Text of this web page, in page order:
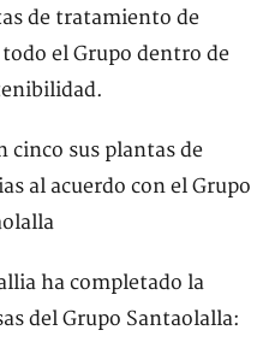
de tratamiento de
el Grupo dentro de
ha completado la
del Grupo Santaolalla: